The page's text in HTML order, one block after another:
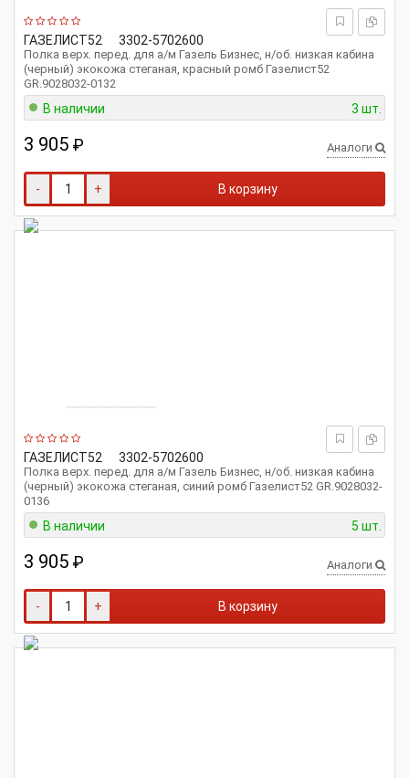
ГАЗЕЛИСТ52 3302-5702600
Полка верх. перед. для а/м Газель Бизнес, н/об. низкая кабина
(черный) экокожа стеганая, красный ромб Газелист52
GR.9028032-0132
В наличии 3 шт.
3 905 ₽ Аналоги
- + В корзину
ГАЗЕЛИСТ52 3302-5702600
Полка верх. перед. для а/м Газель Бизнес, н/об. низкая кабина
(черный) экокожа стеганая, синий ромб Газелист52 GR.9028032-
0136
В наличии 5 шт.
3 905 ₽ Аналоги
- + В корзину